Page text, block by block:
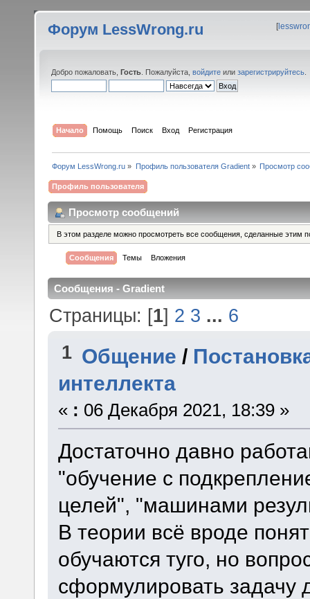
Форум LessWrong.ru [
Добро пожаловать, Гость . Пожалуйста, войдите или зарегистрируйтесь
Начало Помощь Поиск Вход Регистрация
Форум LessWrong.ru » Профиль пользователя Gradient» Просмотр
Профиль пользователя
Просмотр сообщений
В этом разделе можно просмотреть все сообщения, сделанные этим
Сообщения Темы Вложения
Сообщения - Gradient
Страницы: [1] 2 3 ... 6
1 Общение /
интеллекта
« : 06 Декабря 2021, 18:39 »
Достаточно давно
"обучение с
целей", "машинами
В теории всё вроде
обучаются туго, но
сформулировать